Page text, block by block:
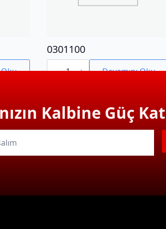
Oku
0301100
0301100
adet Devamını Oku
Kalbine Güç